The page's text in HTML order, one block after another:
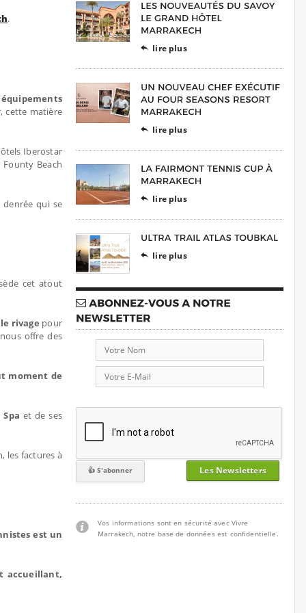
.
cette matière
Iberostar
Beach
qui se
cet atout
rivage pour
offre des
moment de
Spa et de ses
les factures à
est un
accueillant,
 lire plus
 lire plus
 lire plus
 lire plus
Les Newsletters
Vos informations sont en sécurité avec Vivre
Marrakech, notre base de données est confidentielle.